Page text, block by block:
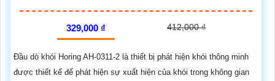
329,000 ₫ 412,000 ₫
Đầu dò khói Horing AH-0311-2 là thiết bị phát hiện khói thông minh
được thiết kế để phát hiện sự xuất hiện của khói trong không gian